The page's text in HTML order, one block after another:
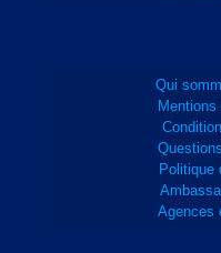
Qui
Politique
Agences